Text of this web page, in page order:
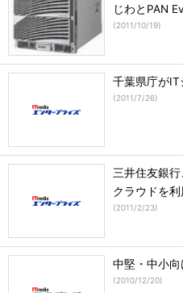
じわとPAN
(2011/10/19)
千葉県庁がIT
(2011/7/26)
三井住友銀
クラウドを
(2011/2/23)
中堅・中小
(2010/12/20)